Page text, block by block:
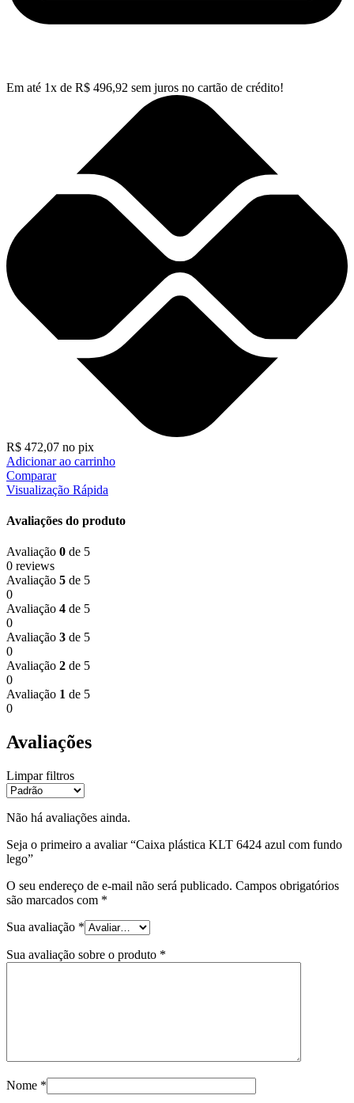
Em até 1x de R$ 496,92 sem juros no cartão de crédito!
R$ 472,07 no pix
Adicionar ao carrinho
Comparar
Visualização Rápida
Avaliações do produto
Avaliação 0 de 5
0 reviews
Avaliação 5 de 5
0
Avaliação 4 de 5
0
Avaliação 3 de 5
0
Avaliação 2 de 5
0
Avaliação 1 de 5
0
Avaliações
Limpar filtros
Não há avaliações ainda.
Seja o primeiro a avaliar “Caixa plástica KLT 6424 azul com fundo
lego”
O seu endereço de e-mail não será publicado. Campos obrigatórios
são marcados com *
Sua avaliação *
Sua avaliação sobre o produto *
Nome *